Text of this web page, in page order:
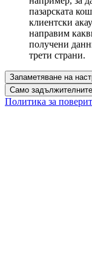
пазарската
клиентски
направим
получени
трети страни.
Запаметяване на
Само задължителните
Политика за